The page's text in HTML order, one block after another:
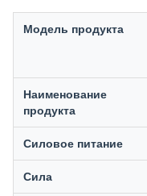
Модель продукта
Наименование
продукта
Силовое питание
Сила